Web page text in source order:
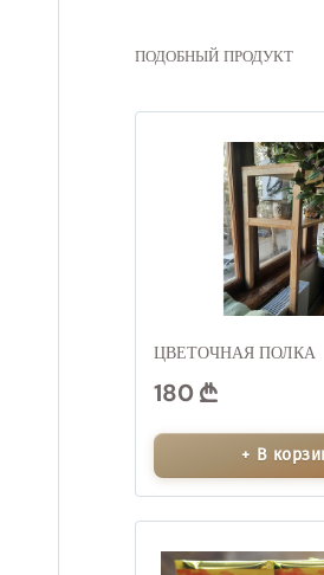
ПОДОБНЫЙ ПРОДУКТ
ЦВЕТОЧНАЯ ПОЛКА
180
+ В